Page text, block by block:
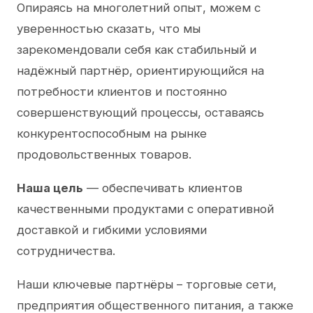
Опираясь на многолетний опыт, можем с
уверенностью сказать, что мы
зарекомендовали себя как стабильный и
надёжный партнёр, ориентирующийся на
потребности клиентов и постоянно
совершенствующий процессы, оставаясь
конкурентоспособным на рынке
продовольственных товаров.
Наша цель — обеспечивать клиентов
качественными продуктами с оперативной
доставкой и гибкими условиями
сотрудничества.
Наши ключевые партнёры – торговые сети,
предприятия общественного питания, а также